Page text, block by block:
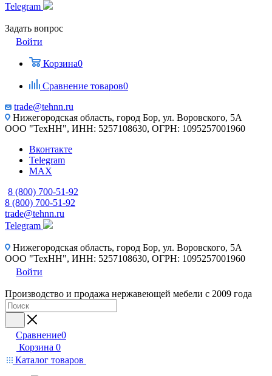
Telegram
Задать вопрос
Войти
Корзина0
Сравнение товаров0
trade@tehnn.ru
Нижегородская область, город Бор, ул. Воровского, 5А
ООО "ТехНН", ИНН: 5257108630, ОГРН: 1095257001960
Вконтакте
Telegram
MAX
8 (800) 700-51-92
8 (800) 700-51-92
trade@tehnn.ru
Telegram
Нижегородская область, город Бор, ул. Воровского, 5А
ООО "ТехНН", ИНН: 5257108630, ОГРН: 1095257001960
Войти
Производство и продажа нержавеющей мебели с 2009 года
Сравнение0
Корзина 0
Каталог товаров